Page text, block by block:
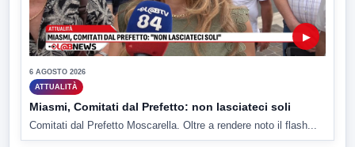
▶
6 AGOSTO 2026
ATTUALITÀ
Miasmi, Comitati dal Prefetto: non lasciateci soli
Comitati dal Prefetto Moscarella. Oltre a rendere noto il flash...